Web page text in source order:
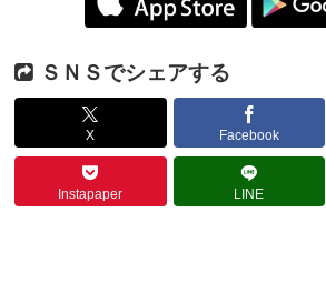
ＳＮＳでシェアする
X Facebook
Instapaper LINE